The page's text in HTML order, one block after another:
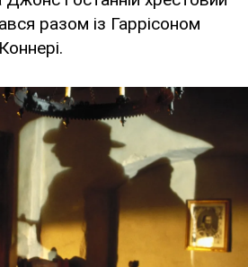
разом із Гаррісоном